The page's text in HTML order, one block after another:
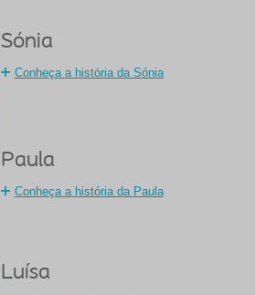
Sónia
Conheça a história da Sónia
Paula
Conheça a história da Paula
Luísa